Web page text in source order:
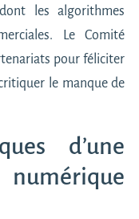
les algorithmes
Le Comité
pour féliciter
le manque de
d’une